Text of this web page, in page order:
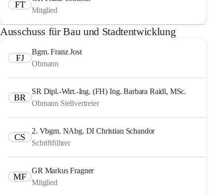
FT
Mitglied
Ausschuss für Bau und Stadtentwicklung
FJ
Bgm. Franz Jost
Obmann
BR
SR Dipl.-Wirt.-Ing. (FH) Ing. Barbara Raidl, MSc.
Obmann Stellvertreter
CS
2. Vbgm. NAbg. DI Christian Schandor
Schriftführer
MF
GR Markus Fragner
Mitglied